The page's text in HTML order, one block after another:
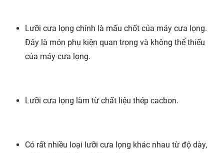
Lưỡi cưa lọng chính là mấu chốt của máy cưa lọng.
Đây là món phụ kiện quan trọng và không thể thiếu
của máy cưa lọng.
Lưỡi cưa lọng làm từ chất liệu thép cacbon.
Có rất nhiều loại lưỡi cưa lọng khác nhau từ độ dày,